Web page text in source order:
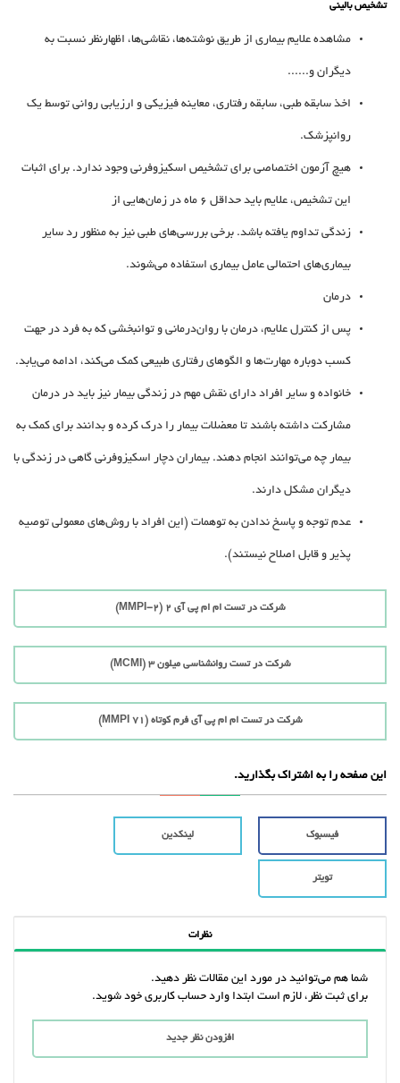
تشخیص بالینی‌
مشاهده‌ علایم‌ بیماری از طریق نوشته‌ها، نقاشی‌ها، اظهار‌نظر نسبت به
دیگران و......
اخذ سابقه‌ طبی‌، سابقه‌ رفتاری‌، معاینه‌ فیزیکی‌ و ارزیابی‌ روانی‌ توسط‌ یک‌
روانپزشک‌.
هیچ‌ آزمون‌ اختصاصی‌ برای‌ تشخیص‌ اسکیزوفرنی‌ وجود ندارد. برای‌ اثبات‌
این‌ تشخیص‌، علایم‌ باید حداقل‌ 6 ماه‌ در زمان‌هایی‌ از
زندگی‌ تداوم‌ یافته‌ باشد. برخی‌ بررسی‌های‌ طبی‌ نیز به ‌منظور رد سایر
بیماری‌های‌ احتمالی‌ عامل‌ بیماری‌ استفاده‌ می‌شوند.
درمان‌
پس‌ از کنترل‌ علایم‌، درمان‌ با روان‌درمانی‌ و توانبخشی‌ که‌ به‌ فرد در جهت‌
کسب‌ دوباره‌ مهارت‌ها و الگوهای‌ رفتاری‌ طبیعی‌ کمک‌ می‌کند، ادامه‌ می‌یابد.
خانواده‌ و سایر افراد دارای‌ نقش‌ مهم‌ در زندگی‌ بیمار نیز باید در درمان‌
مشارکت‌ داشته‌ باشند تا معضلات‌ بیمار را درک‌ کرده‌ و بدانند برای‌ کمک‌ به‌
بیمار چه‌ می‌توانند انجام‌ دهند. بیماران‌ دچار اسکیزوفرنی‌ گاهی‌ در زندگی‌ با
دیگران‌ مشکل‌ دارند.
عدم توجه و پاسخ ندادن به توهمات (این افراد با روش‌های معمولی توصیه
پذیر و قابل اصلاح نیستند).
شرکت در تست ام ام پی آی 2 (MMPI-2)
شرکت در تست روانشناسی میلون 3 (MCMI)
شرکت در تست ام ام پی آی فرم کوتاه (71 MMPI)
این صفحه را به اشتراک بگذارید.
فیسبوک لینکدین
تویتر
نظرات
شما هم می‌توانید در مورد این مقالات نظر دهید.
برای ثبت نظر، لازم است ابتدا وارد حساب کاربری خود شوید.
افزودن نظر جدید